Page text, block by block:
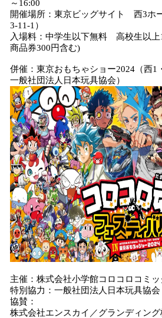
～16:00
開催場所：東京ビッグサイト 西3ホ
3-11-1）
入場料：中学生以下無料 高校生以上
商品券300円含む)
併催：東京おもちゃショー2024（西1
一般社団法人日本玩具協会）
主催：株式会社小学館コロコロコミ
特別協力：一般社団法人日本玩具協会
協賛：
株式会社エンスカイ／グランディン